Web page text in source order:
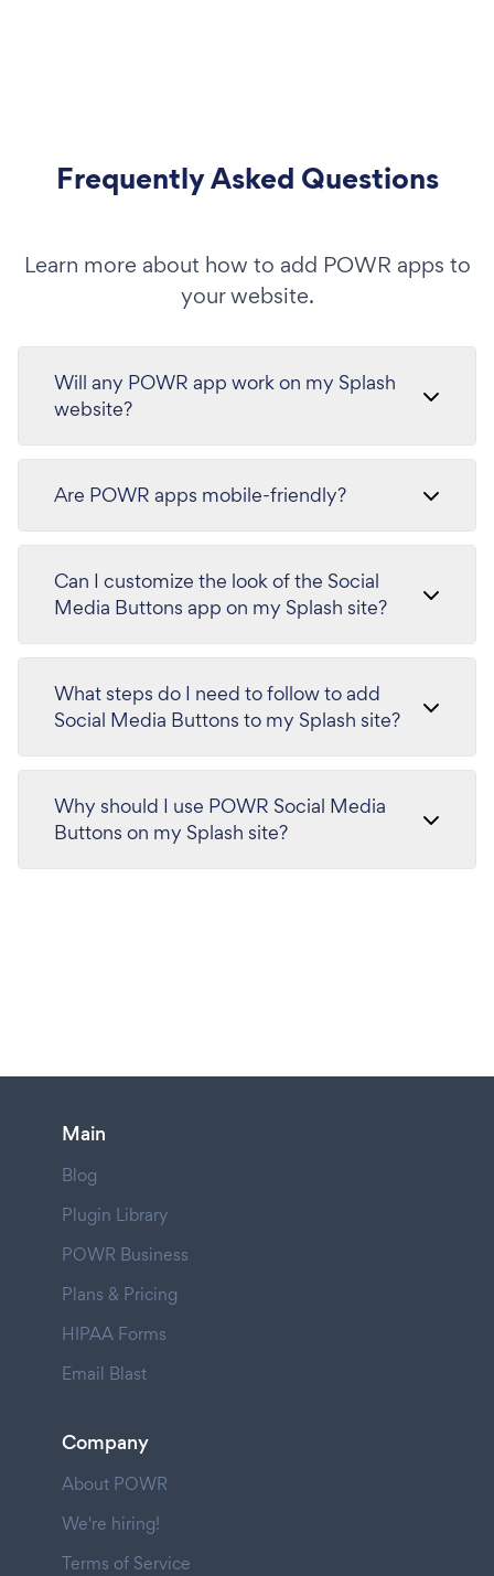
Frequently Asked Questions
Learn more about how to add POWR apps to
your website.
Will any POWR app work on my Splash
website?
Are POWR apps mobile-friendly?
Can I customize the look of the Social
Media Buttons app on my Splash site?
What steps do I need to follow to add
Social Media Buttons to my Splash site?
Why should I use POWR Social Media
Buttons on my Splash site?
Main
Blog
Plugin Library
POWR Business
Plans & Pricing
HIPAA Forms
Email Blast
Company
About POWR
We're hiring!
Terms of Service